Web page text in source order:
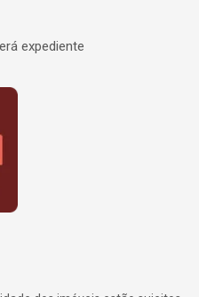
expediente